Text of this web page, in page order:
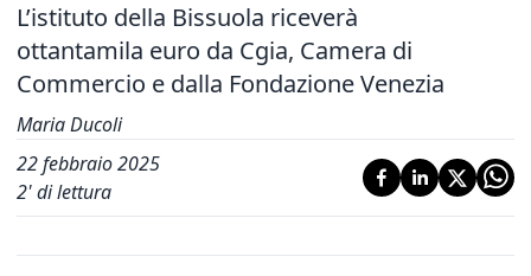
L’istituto della Bissuola riceverà
ottantamila euro da Cgia, Camera di
Commercio e dalla Fondazione Venezia
Maria Ducoli
22 febbraio 2025
2' di lettura